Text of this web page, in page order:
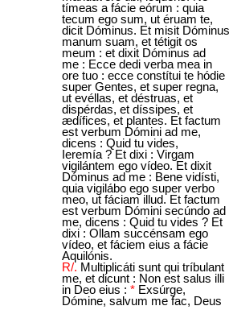
tímeas a fácie eórum : quia
tecum ego sum, ut éruam te,
dicit Dóminus. Et misit Dóminus
manum suam, et tétigit os
meum : et dixit Dóminus ad
me : Ecce dedi verba mea in
ore tuo : ecce constítui te hódie
super Gentes, et super regna,
ut evéllas, et déstruas, et
dispérdas, et díssipes, et
ædífices, et plantes. Et factum
est verbum Dómini ad me,
dicens : Quid tu vides,
Ieremía ? Et dixi : Virgam
vigilántem ego vídeo. Et dixit
Dóminus ad me : Bene vidísti,
quia vigilábo ego super verbo
meo, ut fáciam illud. Et factum
est verbum Dómini secúndo ad
me, dicens : Quid tu vides ? Et
dixi : Ollam succénsam ego
vídeo, et fáciem eius a fácie
Aquilónis.
R/. Multiplicáti sunt qui tríbulant
me, et dicunt : Non est salus illi
in Deo eius : * Exsúrge,
Dómine, salvum me fac, Deus